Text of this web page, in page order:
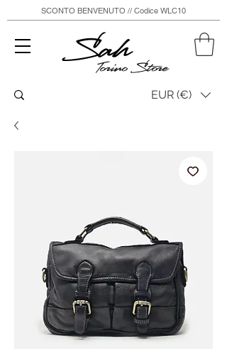
Sah
Torino Store
SCONTO BENVENUTO // Codice WLC10
EUR (€)